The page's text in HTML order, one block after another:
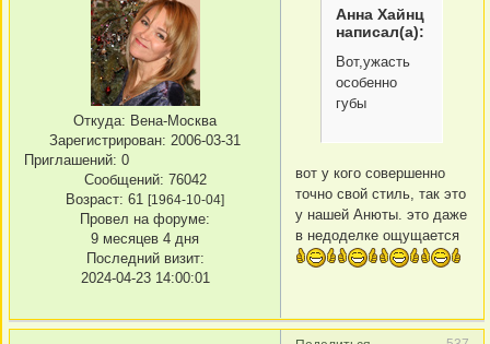
Откуда: Вена-Москва
Зарегистрирован: 2006-03-31
Приглашений: 0
Сообщений: 76042
Возраст: 61 [1964-10-04]
Провел на форуме:
9 месяцев 4 дня
Последний визит:
2024-04-23 14:00:01
Анна Хайнц
написал(а):
Вот,ужасть
особенно
губы
вот у кого совершенно
точно свой стиль, так это
у нашей Анюты. это даже
в недоделке ощущается